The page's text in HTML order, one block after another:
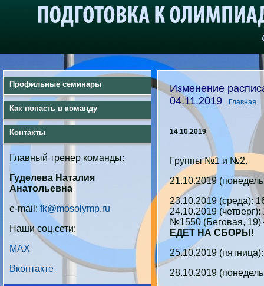
Профильные семинары
Как попасть в команду
Контакты
Главный тренер команды:
Гуделева Наталия
Анатольевна
e-mail: fk@mosolymp.ru
Наши соц.сети:
MAX
Вконтакте
Изменение
04.11.2019
| Главная
14.10.2019
Группы №1 и №2.
21.10.2019
23.10.2019 (среда):
24.10.2019
№1550 (Беговая,
ЕДЕТ НА СБОРЫ!
25.10.2019
28.10.2019